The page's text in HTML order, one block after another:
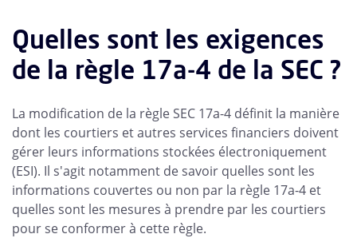
Quelles sont les exigences
de la règle 17a-4 de la SEC ?
La modification de la règle SEC 17a-4 définit la manière
dont les courtiers et autres services financiers doivent
gérer leurs informations stockées électroniquement
(ESI). Il s'agit notamment de savoir quelles sont les
informations couvertes ou non par la règle 17a-4 et
quelles sont les mesures à prendre par les courtiers
pour se conformer à cette règle.